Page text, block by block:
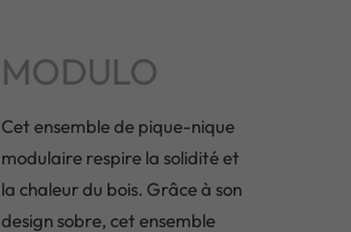
MODULO
Cet ensemble de pique-nique
modulaire respire la solidité et
la chaleur du bois. Grâce à son
design sobre, cet ensemble